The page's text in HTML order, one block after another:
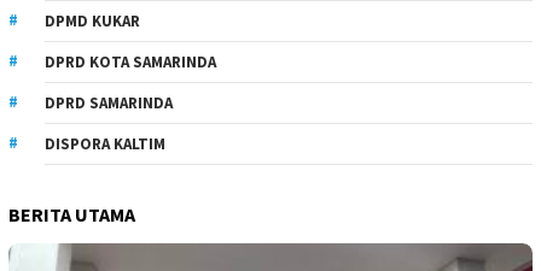
DPMD KUKAR
DPRD KOTA SAMARINDA
DPRD SAMARINDA
DISPORA KALTIM
BERITA UTAMA